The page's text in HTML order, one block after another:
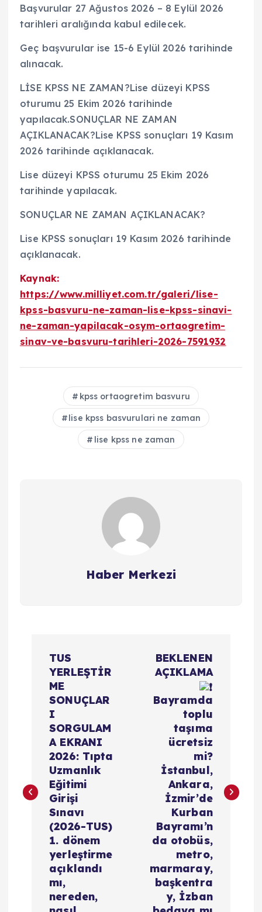
Başvurular 27 Ağustos 2026 – 8 Eylül 2026
tarihleri aralığında kabul edilecek.
Geç başvurular ise 15-6 Eylül 2026 tarihinde
alınacak.
LİSE KPSS NE ZAMAN?Lise düzeyi KPSS
oturumu 25 Ekim 2026 tarihinde
yapılacak.SONUÇLAR NE ZAMAN
AÇIKLANACAK?Lise KPSS sonuçları 19 Kasım
2026 tarihinde açıklanacak.
Lise düzeyi KPSS oturumu 25 Ekim 2026
tarihinde yapılacak.
SONUÇLAR NE ZAMAN AÇIKLANACAK?
Lise KPSS sonuçları 19 Kasım 2026 tarihinde
açıklanacak.
Kaynak:
https://www.milliyet.com.tr/galeri/lise-
kpss-basvuru-ne-zaman-lise-kpss-sinavi-
ne-zaman-yapilacak-osym-ortaogretim-
sinav-ve-basvuru-tarihleri-2026-7591932
kpss ortaogretim basvuru
lise kpss basvurulari ne zaman
lise kpss ne zaman
Haber Merkezi
e
TUS
YERLEŞTİR
ME
SONUÇLAR
I
SORGULAM
A EKRANI
2026: Tıpta
Uzmanlık
Eğitimi
Girişi
Sınavı
(2026-TUS)
1. dönem
yerleştirme
açıklandı
mı,
nereden,
BEKLENEN
AÇIKLAMA
Bayramda
toplu
taşıma
ücretsiz
mi?
İstanbul,
Ankara,
İzmir’de
Kurban
Bayramı’n
da otobüs,
metro,
marmaray,
başkentra
y, İzban